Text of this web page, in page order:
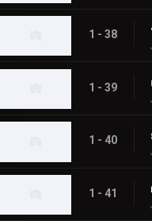
1 - 38
1 - 39
1 - 40
1 - 41